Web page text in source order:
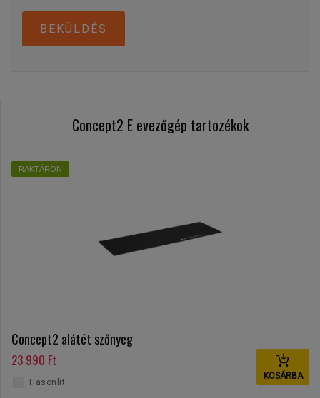
BEKÜLDÉS
Concept2 E evezőgép tartozékok
RAKTÁRON
Concept2 alátét szőnyeg
23 990 Ft
KOSÁRBA
Hasonlít